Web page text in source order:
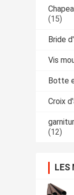
(15)
Bride
Vis
Botte
Croix
(12)
LES